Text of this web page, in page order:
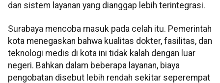
dan sistem layanan yang dianggap lebih terintegrasi.
Surabaya mencoba masuk pada celah itu. Pemerintah
kota menegaskan bahwa kualitas dokter, fasilitas, dan
teknologi medis di kota ini tidak kalah dengan luar
negeri. Bahkan dalam beberapa layanan, biaya
pengobatan disebut lebih rendah sekitar seperempat